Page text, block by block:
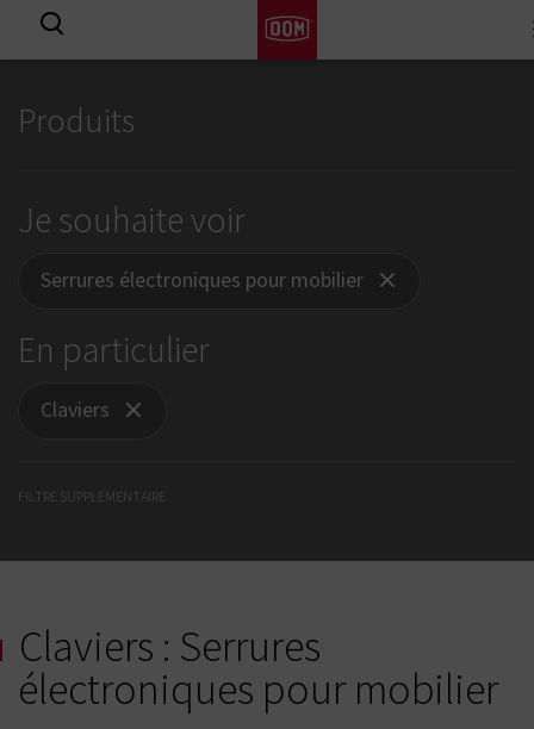
Produits
Je souhaite voir
Serrures électroniques pour mobilier
En particulier
Claviers
FILTRE SUPPLÉMENTAIRE
Claviers : Serrures
électroniques pour mobilier